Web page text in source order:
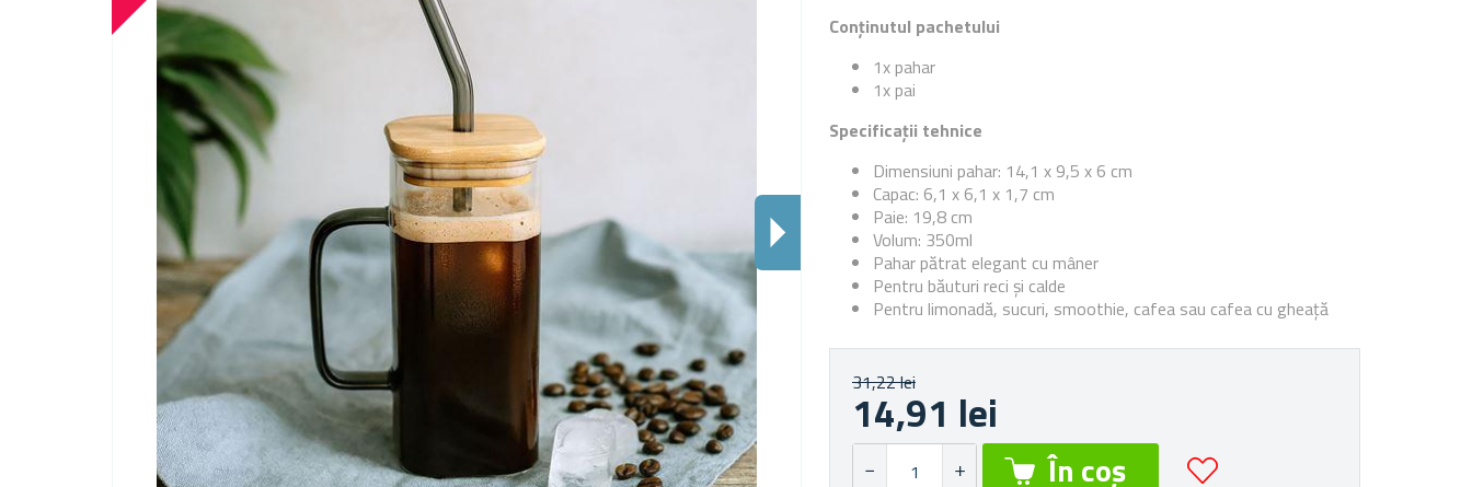
Conținutul pachetului
1x pahar
1x pai
Specificații tehnice
Dimensiuni pahar: 14,1 x 9,5 x 6 cm
Capac: 6,1 x 6,1 x 1,7 cm
Paie: 19,8 cm
Volum: 350ml
Pahar pătrat elegant cu mâner
Pentru băuturi reci și calde
Pentru limonadă, sucuri, smoothie, cafea sau cafea cu gheață
31,22 lei
14,91 lei